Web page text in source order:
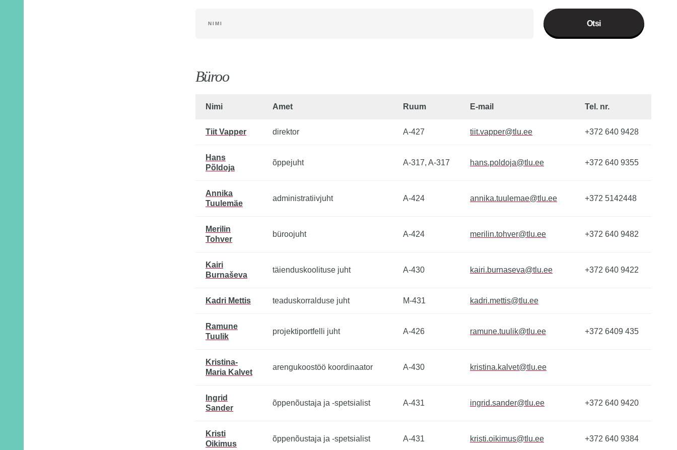
NIMI
Büroo
Nimi Amet Ruum E-mail Tel. nr.
Tiit Vapper direktor A-427 tiit.vapper@tlu.ee +372 640 9428
Hans
Põldoja
õppejuht A-317, A-317 hans.poldoja@tlu.ee +372 640 9355
Annika
Tuulemäe
administratiivjuht A-424 annika.tuulemae@tlu.ee +372 5142448
Merilin
Tohver
büroojuht A-424 merilin.tohver@tlu.ee +372 640 9482
Kairi
Burnaševa
täienduskoolituse juht A-430 kairi.burnaseva@tlu.ee +372 640 9422
Kadri Mettis teaduskorralduse juht M-431 kadri.mettis@tlu.ee
Ramune
Tuulik
projektiportfelli juht A-426 ramune.tuulik@tlu.ee +372 6409 435
Kristina-
Maria Kalvet
arengukoostöö koordinaator A-430 kristina.kalvet@tlu.ee
Ingrid
Sander
õppenõustaja ja -spetsialist A-431 ingrid.sander@tlu.ee +372 640 9420
Kristi
Oikimus
õppenõustaja ja -spetsialist A-431 kristi.oikimus@tlu.ee +372 640 9384